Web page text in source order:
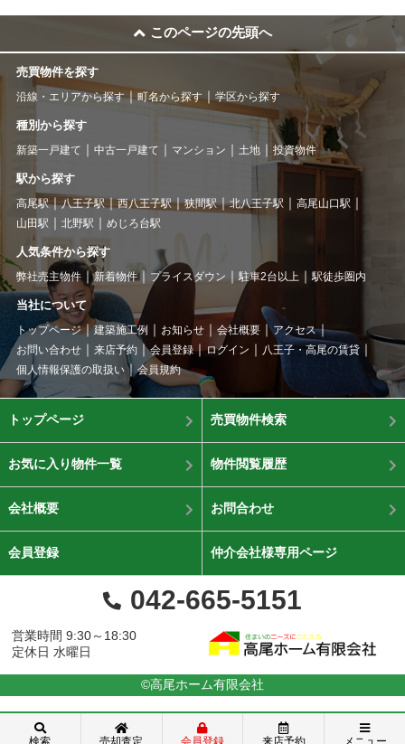
このページの先頭へ
売買物件を探す
沿線・エリアから探す 町名から探す 学区から探す
種別から探す
新築一戸建て 中古一戸建て マンション 土地 投資物件
駅から探す
高尾駅 八王子駅 西八王子駅 狭間駅 北八王子駅
高尾山口駅
山田駅
北野駅 めじろ台駅
人気条件から探す
弊社売主物件 新着物件 プライスダウン 駐車2台以上 駅徒歩圏内
当社について
トップページ 建築施工例 お知らせ 会社概要
アクセス
お問い合わせ
来店予約 会員登録 ログイン
八王子・高尾の賃貸
個人情報保護の取扱い
会員規約
トップページ 売買物件検索
お気に入り物件一覧 物件閲覧履歴
会社概要 お問合わせ
会員登録 仲介会社様専用ページ
042-665-5151
営業時間 9:30～18:30
定休日 水曜日
©高尾ホーム有限会社
検索 売却査定 会員登録 来店予約 メニュー